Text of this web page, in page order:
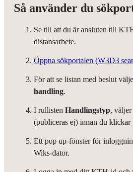
Så använder du
Se till att du är ansluten till
distansarbete.
Öppna sökportalen (W3D3
För att se listan med beslut
handling.
I rullisten Handlingstyp,
(publiceras ej) innan du klickar
Ett pop up-fönster för
Wiks-dator.